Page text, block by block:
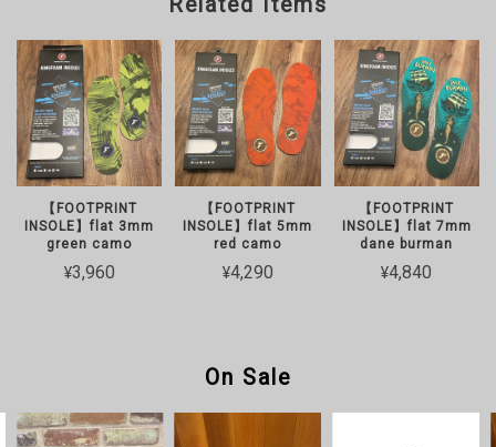
【FOOTPRINT
INSOLE】flat 3mm
green camo
¥3,960
【FOOTPRINT
INSOLE】flat 5mm
red camo
¥4,290
【FOOTPRINT
INSOLE】flat 7mm
dane burman
¥4,840
On Sale